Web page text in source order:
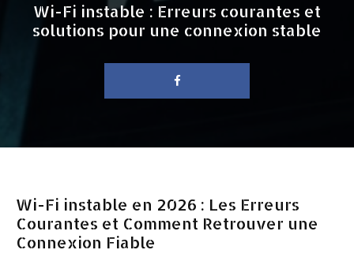
Wi-Fi instable : Erreurs courantes et
solutions pour une connexion stable
Wi-Fi instable en 2026 : Les Erreurs
Courantes et Comment Retrouver une
Connexion Fiable